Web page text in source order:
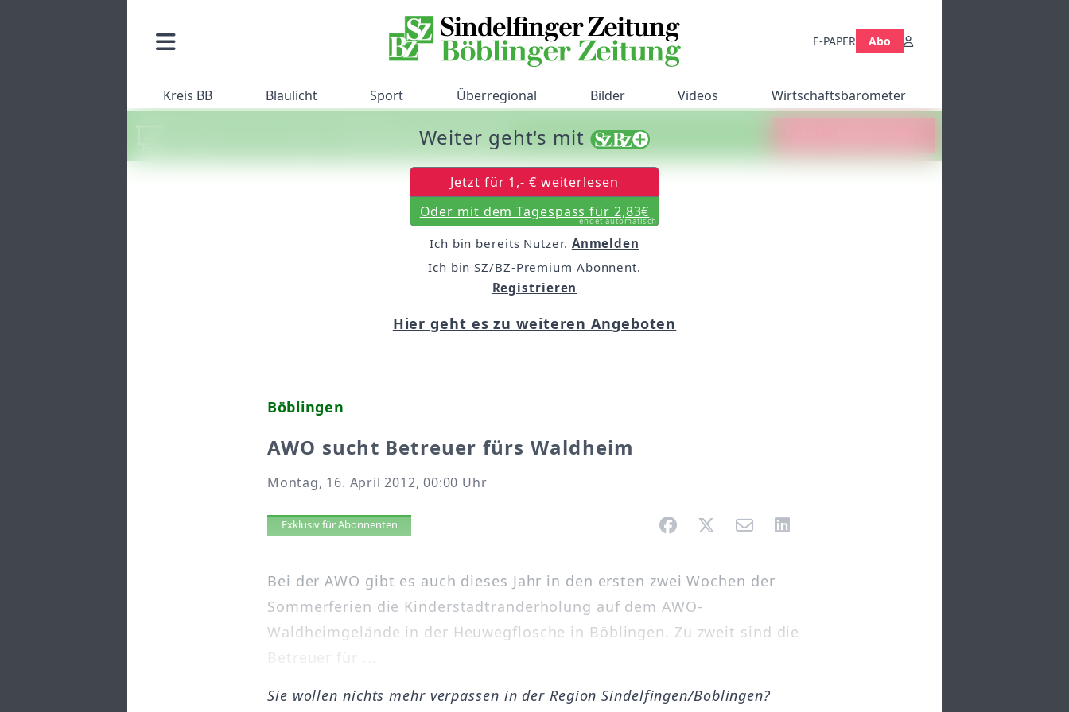
E-PAPER Abo
Kreis BB Blaulicht Sport Überregional Bilder Videos Wirtschaftsbarometer
Machen Sie mit beim SZ/BZ-Bürgerbarometer!
Böblingen
AWO sucht Betreuer fürs Waldheim
Montag, 16. April 2012, 00:00 Uhr
Artikel vorlesen
Exklusiv für Abonnenten
Bei der AWO gibt es auch dieses Jahr in den ersten zwei Wochen der
Sommerferien die Kinderstadtranderholung auf dem AWO-
Waldheimgelände in der Heuwegflosche in Böblingen. Zu zweit sind die
Betreuer für ...
Weiter geht's mit
Jetzt für 1,- € weiterlesen
Oder mit dem Tagespass für 2,83€
endet automatisch
Ich bin bereits Nutzer. Anmelden
Ich bin SZ/BZ-Premium Abonnent.
Registrieren
Hier geht es zu weiteren Angeboten
Sie wollen nichts mehr verpassen in der Region Sindelfingen/Böblingen?